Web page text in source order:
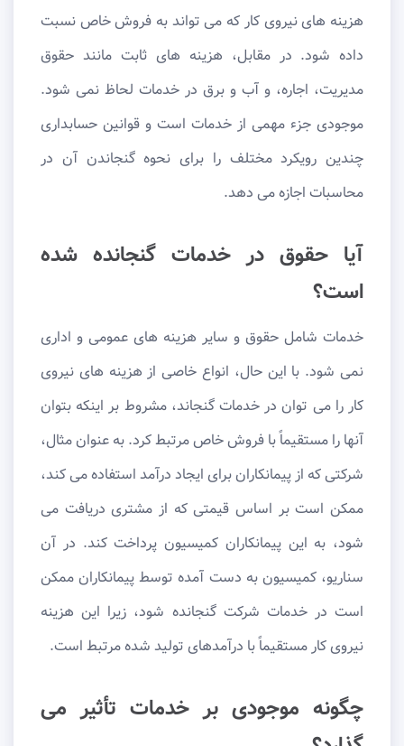
هزینه های نیروی کار که می تواند به فروش خاص نسبت
داده شود. در مقابل، هزینه های ثابت مانند حقوق
مدیریت، اجاره، و آب و برق در خدمات لحاظ نمی شود.
موجودی جزء مهمی از خدمات است و قوانین حسابداری
چندین رویکرد مختلف را برای نحوه گنجاندن آن در
محاسبات اجازه می دهد.
آیا حقوق در خدمات گنجانده شده
است؟
خدمات شامل حقوق و سایر هزینه های عمومی و اداری
نمی شود. با این حال، انواع خاصی از هزینه های نیروی
کار را می توان در خدمات گنجاند، مشروط بر اینکه بتوان
آنها را مستقیماً با فروش خاص مرتبط کرد. به عنوان مثال،
شرکتی که از پیمانکاران برای ایجاد درآمد استفاده می کند،
ممکن است بر اساس قیمتی که از مشتری دریافت می
شود، به این پیمانکاران کمیسیون پرداخت کند. در آن
سناریو، کمیسیون به دست آمده توسط پیمانکاران ممکن
است در خدمات شرکت گنجانده شود، زیرا این هزینه
نیروی کار مستقیماً با درآمدهای تولید شده مرتبط است.
چگونه موجودی بر خدمات تأثیر می